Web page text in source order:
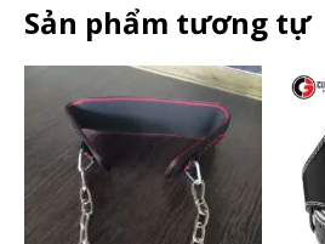
Sản phẩm tương tự